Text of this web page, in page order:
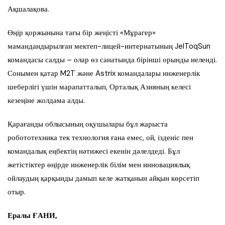
Ақшалақова.
Өңір қоржынына тағы бір жеңісті «Мұрагер»
мамандандырылған мектеп-лицей-интернатының JelToqSun
командасы салды – олар өз санатында бірінші орынды иеленді.
Сонымен қатар M2T және Astrix командалары инженерлік
шеберлігі үшін марапатталып, Орталық Азияның келесі
кезеңіне жолдама алды.
Қарағанды облысының оқушылары бұл жарыста
робототехника тек технология ғана емес, ой, ізденіс пен
командалық еңбектің нәтижесі екенін дәлелдеді. Бұл
жетістіктер өңірде инженерлік білім мен инновациялық
ойлаудың қарқынды дамып келе жатқанын айқын көрсетіп
отыр.
Ералы ҒАНИ,